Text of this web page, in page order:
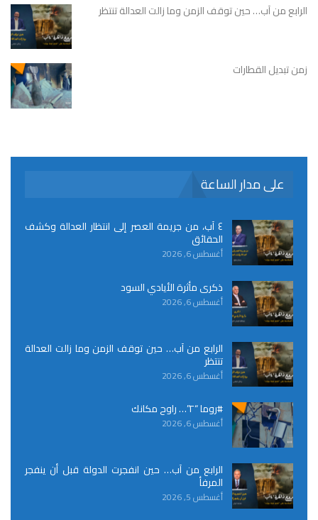
الرابع من آب… حين توقف الزمن وما زالت العدالة تنتظر
زمن تبديل القطارات
على مدار الساعة
٤ آب، من جريمة العصر إلى انتظار العدالة وكشف
الحقائق
أغسطس 6, 2026
ذكرى مأثرة الأيادي السود
أغسطس 6, 2026
الرابع من آب… حين توقف الزمن وما زالت العدالة
تنتظر
أغسطس 6, 2026
#روما “٢”… راوح مكانك
أغسطس 6, 2026
الرابع من آب… حين انفجرت الدولة قبل أن ينفجر
المرفأ
أغسطس 5, 2026